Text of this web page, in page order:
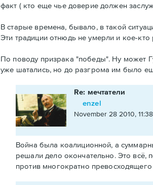
факт ( кто еще чье доверие должен
В старые времена, бывало, в такой
Эти традиции отнюдь не умерли и кое-
По поводу призрака "победы". Ну может
уже шатались, но до разгрома им было
Re: мечтатели
enzel
November 28 2010,
Война была коалиционной, а
решали дело окончательно. Это всё,
против многократно